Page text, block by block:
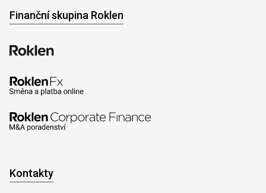
Finanční skupina Roklen
Kontakty